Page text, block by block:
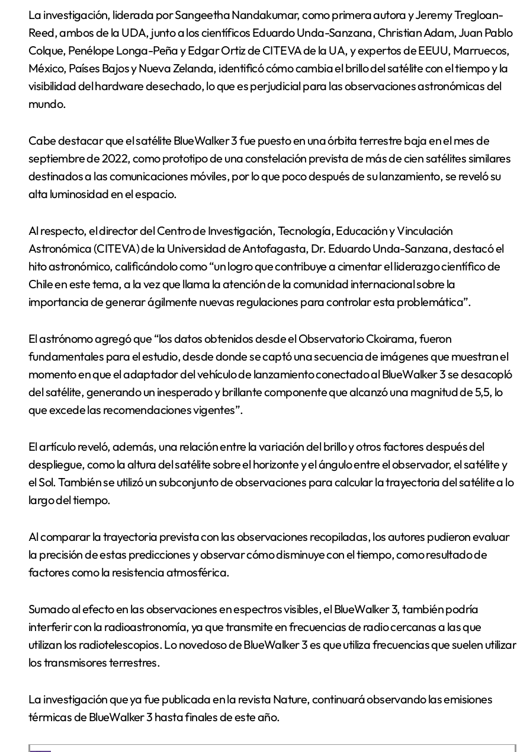
La investigación, liderada por Sangeetha Nandakumar, como primera autora y Jeremy Tregloan-
Reed, ambos de la UDA, junto a los científicos Eduardo Unda-Sanzana, Christian Adam, Juan Pablo
Colque, Penélope Longa-Peña y Edgar Ortiz de CITEVA de la UA, y expertos de EEUU, Marruecos,
México, Países Bajos y Nueva Zelanda, identificó cómo cambia el brillo del satélite con el tiempo y la
visibilidad del hardware desechado, lo que es perjudicial para las observaciones astronómicas del
mundo.
Cabe destacar que el satélite BlueWalker 3 fue puesto en una órbita terrestre baja en el mes de
septiembre de 2022, como prototipo de una constelación prevista de más de cien satélites similares
destinados a las comunicaciones móviles, por lo que poco después de su lanzamiento, se reveló su
alta luminosidad en el espacio.
Al respecto, el director del Centro de Investigación, Tecnología, Educación y Vinculación
Astronómica (CITEVA) de la Universidad de Antofagasta, Dr. Eduardo Unda-Sanzana, destacó el
hito astronómico, calificándolo como “un logro que contribuye a cimentar el liderazgo científico de
Chile en este tema, a la vez que llama la atención de la comunidad internacional sobre la
importancia de generar ágilmente nuevas regulaciones para controlar esta problemática”.
El astrónomo agregó que “los datos obtenidos desde el Observatorio Ckoirama, fueron
fundamentales para el estudio, desde donde se captó una secuencia de imágenes que muestran el
momento en que el adaptador del vehículo de lanzamiento conectado al BlueWalker 3 se desacopló
del satélite, generando un inesperado y brillante componente que alcanzó una magnitud de 5,5, lo
que excede las recomendaciones vigentes”.
El artículo reveló, además, una relación entre la variación del brillo y otros factores después del
despliegue, como la altura del satélite sobre el horizonte y el ángulo entre el observador, el satélite y
el Sol. También se utilizó un subconjunto de observaciones para calcular la trayectoria del satélite a lo
largo del tiempo.
Al comparar la trayectoria prevista con las observaciones recopiladas, los autores pudieron evaluar
la precisión de estas predicciones y observar cómo disminuye con el tiempo, como resultado de
factores como la resistencia atmosférica.
Sumado al efecto en las observaciones en espectros visibles, el BlueWalker 3, también podría
interferir con la radioastronomía, ya que transmite en frecuencias de radio cercanas a las que
utilizan los radiotelescopios. Lo novedoso de BlueWalker 3 es que utiliza frecuencias que suelen utilizar
los transmisores terrestres.
La investigación que ya fue publicada en la revista Nature, continuará observando las emisiones
térmicas de BlueWalker 3 hasta finales de este año.